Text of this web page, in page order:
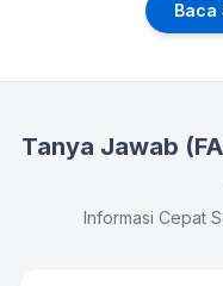
Baca
Tanya Jawab
Informasi Cepat